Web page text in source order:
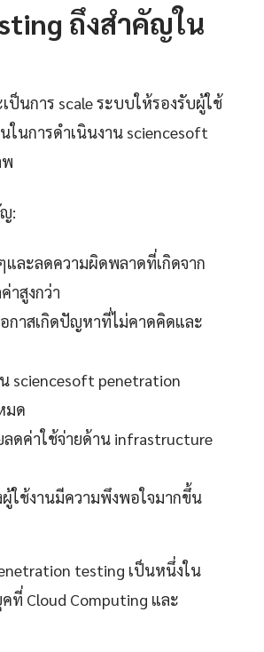
ถึงสำคัญใน
นการ scale ระบบให้รองรับผู้ใช้
นการดำเนินงาน sciencesoft
พ
:
และลดความผิดพลาดที่เกิดจาก
าสูงกว่า
กาสเกิดปัญหาที่ไม่คาดคิดและ
sciencesoft penetration
มด
ดค่าใช้จ่ายด้าน infrastructure
ใช้งานมีความพึงพอใจมากขึ้น
testing เป็นหนึ่งใน
ที่ Cloud Computing และ